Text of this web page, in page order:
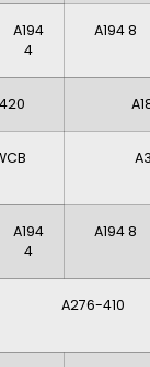
A194
4
A194 8
A194
4
A194 8
A276-410